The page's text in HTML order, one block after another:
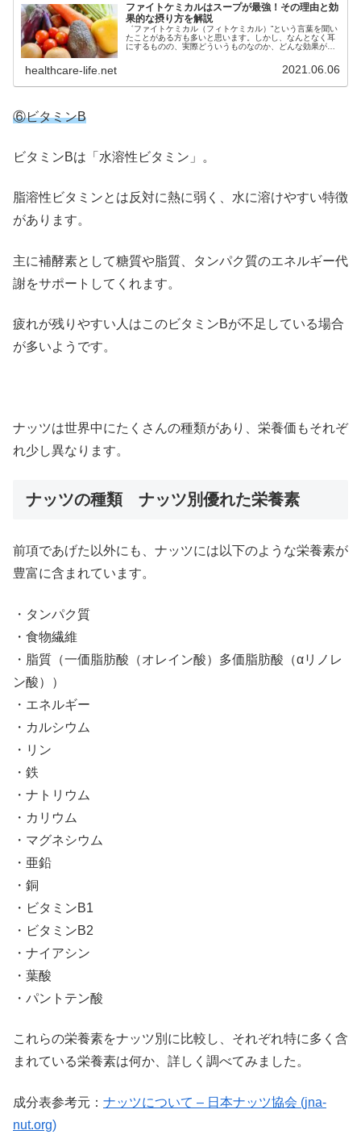
ファイトケミカルはスープが最強！その理由と効
果的な摂り方を解説
゛ファイトケミカル（フィトケミカル）”という言葉を聞い
たことがある方も多いと思います。しかし、なんとなく耳
にするものの、実際どういうものなのか、どんな効果があ
healthcare-life.net 2021.06.06
⑥ビタミンB
ビタミンBは「水溶性ビタミン」。
脂溶性ビタミンとは反対に熱に弱く、水に溶けやすい特徴
があります。
主に補酵素として糖質や脂質、タンパク質のエネルギー代
謝をサポートしてくれます。
疲れが残りやすい人はこのビタミンBが不足している場合
が多いようです。
ナッツは世界中にたくさんの種類があり、栄養価もそれぞ
れ少し異なります。
ナッツの種類 ナッツ別優れた栄養素
前項であげた以外にも、ナッツには以下のような栄養素が
豊富に含まれています。
・タンパク質
・食物繊維
・脂質（一価脂肪酸（オレイン酸）多価脂肪酸（αリノレ
ン酸））
・エネルギー
・カルシウム
・リン
・鉄
・ナトリウム
・カリウム
・マグネシウム
・亜鉛
・銅
・ビタミンB1
・ビタミンB2
・ナイアシン
・葉酸
・パントテン酸
これらの栄養素をナッツ別に比較し、それぞれ特に多く含
まれている栄養素は何か、詳しく調べてみました。
成分表参考元： ナッツについて – 日本ナッツ協会 (jna-
nut.org)